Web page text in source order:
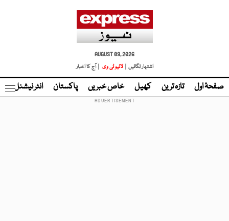
AUGUST 09, 2026
اشتہار لگائیں |
لائیو ٹی وی | آج کا اخبار
صفحۂ اول تازہ ترین کھیل خاص خبریں پاکستان انٹر نیشنل